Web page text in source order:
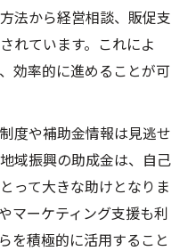
法から経営相談、販促支
れています。これによ
効率的に進めることが可
度や補助金情報は見逃せ
域振興の助成金は、自己
って大きな助けとなりま
マーケティング支援も利
を積極的に活用すること